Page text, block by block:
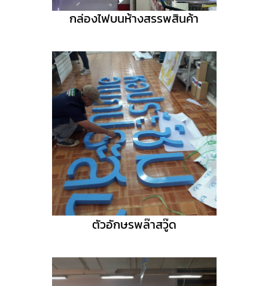
กล่องไฟบนห้างสรรพสินค้า
ตัวอักษรพล๊าสวู๊ด